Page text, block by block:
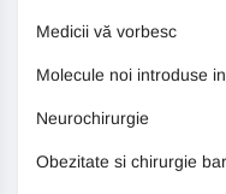
Medicii vă vorbesc
Molecule noi introduse
Neurochirurgie
Obezitate si chirurgie